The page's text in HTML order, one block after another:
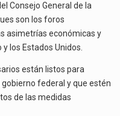
Consejo General de la
son los foros
asimetrías económicas y
los Estados Unidos.
están listos para
federal y que estén
de las medidas